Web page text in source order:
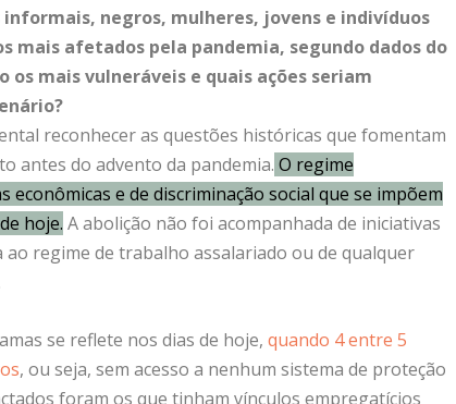
informais, negros, mulheres, jovens e indivíduos
mais afetados pela pandemia, segundo dados do
os mais vulneráveis e quais ações seriam
reconhecer as questões históricas que fomentam
antes do advento da pandemia. O regime
econômicas e de discriminação social que se impõem
hoje. A abolição não foi acompanhada de iniciativas
regime de trabalho assalariado ou de qualquer
se reflete nos dias de hoje, quando 4 entre 5
, ou seja, sem acesso a nenhum sistema de proteção
foram os que tinham vínculos empregatícios